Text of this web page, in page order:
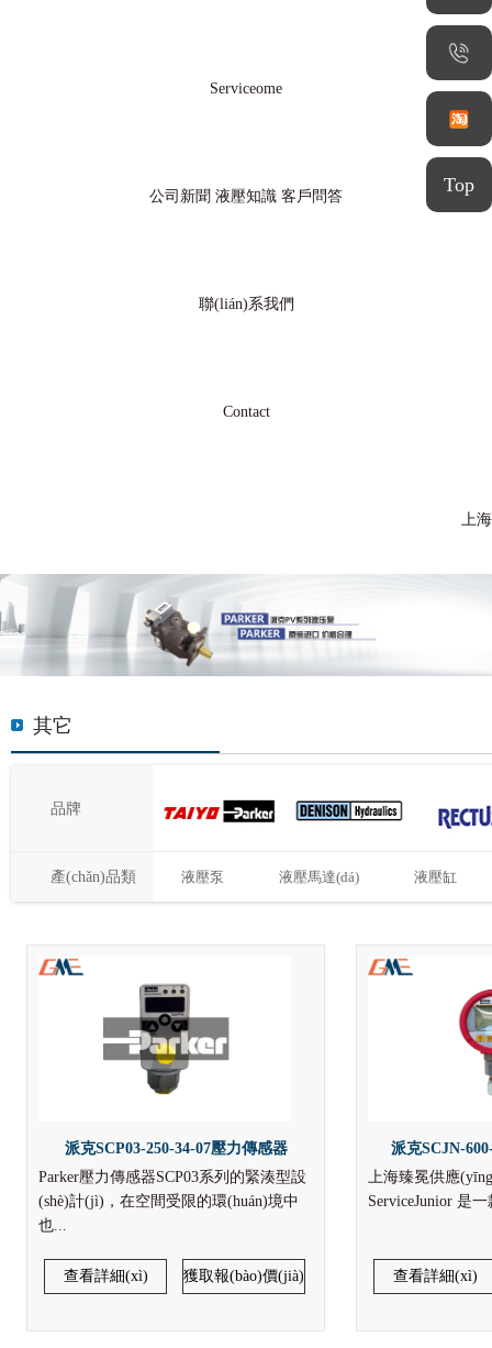
Serviceome
公司新聞 液壓知識 客戶問答
聯(lián)系我們
Contact
上海
其它
品牌
產(chǎn)品類 液壓泵 液壓馬達(dá) 液壓缸
派克SCP03-250-34-07壓力傳感器
Parker壓力傳感器SCP03系列的緊湊型設
(shè)計(jì)，在空間受限的環(huán)境中
也...
查看詳細(xì) 獲取報(bào)價(jià)
派克SCJN-
上海臻冕供應
ServiceJunior 是
查看詳細(xì)
Top